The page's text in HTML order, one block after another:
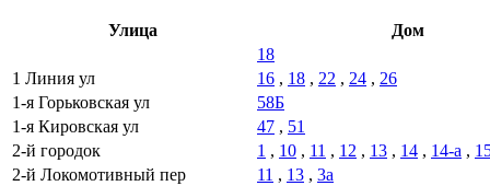
Улица
Дом
18
1 Линия ул
16 , 18 , 22 , 24 , 26
1-я Горьковская ул
58Б
1-я Кировская ул
47 , 51
2-й городок
1 , 10 , 11 , 12 , 13 , 14 , 14-а ,
2-й Локомотивный пер
11 , 13 , 3а